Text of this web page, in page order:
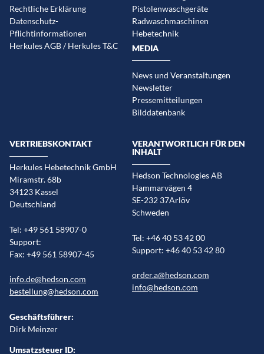
Rechtliche Erklärung
Datenschutz-
Pflichtinformationen
Herkules AGB / Herkules T&C
Pistolenwaschgeräte
Radwaschmaschinen
Hebetechnik
MEDIA
News und Veranstaltungen
Newsletter
Pressemitteilungen
Bilddatenbank
VERTRIEBSKONTAKT
Herkules Hebetechnik GmbH
Miramstr. 68b
34123 Kassel
Deutschland
Tel: +49 561 58907-0
Support:
Fax: +49 561 58907-45
info.de@hedson.com
bestellung@hedson.com
Geschäftsführer:
Dirk Meinzer
Umsatzsteuer ID:
VERANTWORTLICH FÜR DEN
INHALT
Hedson Technologies AB
Hammarvägen 4
SE-232 37Arlöv
Schweden
Tel: +46 40 53 42 00
Support: +46 40 53 42 80
order.a@hedson.com
info@hedson.com